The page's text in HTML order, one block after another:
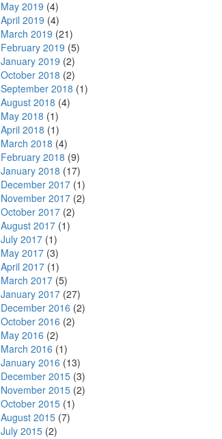
May 2019 (4)
April 2019 (4)
March 2019 (21)
February 2019 (5)
January 2019 (2)
October 2018 (2)
September 2018 (1)
August 2018 (4)
May 2018 (1)
April 2018 (1)
March 2018 (4)
February 2018 (9)
January 2018 (17)
December 2017(1)
November 2017(2)
October 2017(2)
August 2017(1)
July 2017(1)
May 2017(3)
April 2017(1)
March 2017(5)
January 2017(27)
December 2016 (2)
October 2016 (2)
May 2016 (2)
March 2016 (1)
January 2016 (13)
December 2015(3)
November 2015(2)
October 2015(1)
August 2015(7)
July 2015(2)